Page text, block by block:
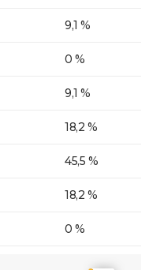
9,1 %
0 %
9,1 %
18,2 %
45,5 %
18,2 %
0 %